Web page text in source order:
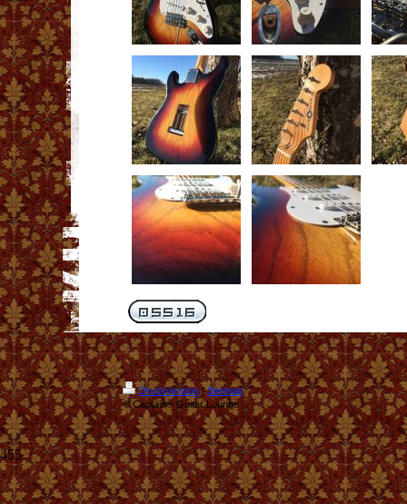
Druckversion | Sitemap
© Captain® Guitar Lounge
455